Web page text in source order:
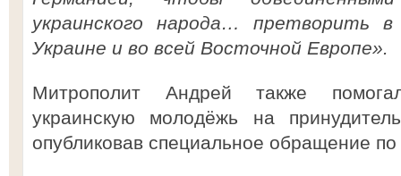
украинского народа… претворить
Украине и во всей Восточной Европе».
Митрополит Андрей также
украинскую молодёжь на
опубликовав специальное обращение